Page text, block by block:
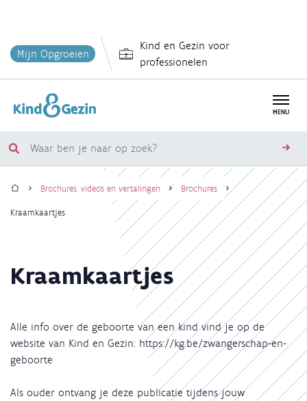
en
inhoud
Mijn Opgroeien
Kind en Gezin voor
professionelen
MENU
Waar
je
Kruimelpad
HomeBrochures, video's en vertalingen Brochures
Kraamkaartjes
Kraamkaartjes
Alle info over de geboorte van een kind vind je op de
website van Kind en Gezin: https://kg.be/zwangerschap-en-
geboorte
Als ouder ontvang je deze publicatie tijdens jouw